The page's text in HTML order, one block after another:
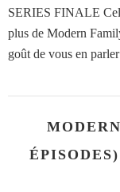
SERIES FINALE
plus de Modern
goût de vous en